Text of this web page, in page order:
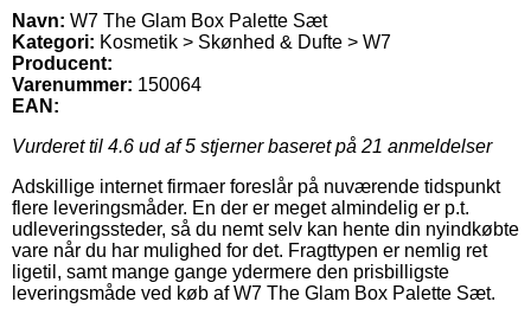
Navn: W7 The Glam Box Palette Sæt
Kategori: Kosmetik > Skønhed & Dufte > W7
Producent:
Varenummer: 150064
EAN:
Vurderet til 4.6 ud af 5 stjerner baseret på 21 anmeldelser
Adskillige internet firmaer foreslår på nuværende tidspunkt
flere leveringsmåder. En der er meget almindelig er p.t.
udleveringssteder, så du nemt selv kan hente din nyindkøbte
vare når du har mulighed for det. Fragttypen er nemlig ret
ligetil, samt mange gange ydermere den prisbilligste
leveringsmåde ved køb af W7 The Glam Box Palette Sæt.